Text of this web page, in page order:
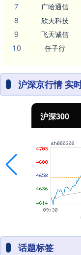
7 广哈通信
8 欣天科技
9 飞天诚信
10 任子行
沪深京行情 实
沪深300
话题标签